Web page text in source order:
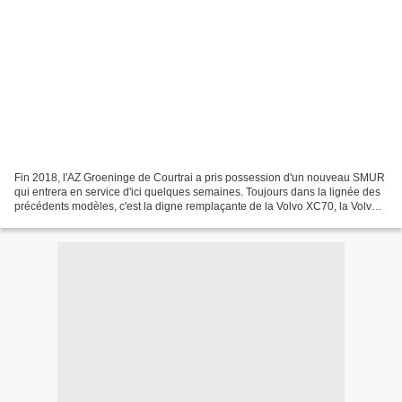
Fin 2018, l'AZ Groeninge de Courtrai a pris possession d'un nouveau SMUR
qui entrera en service d'ici quelques semaines. Toujours dans la lignée des
précédents modèles, c'est la digne remplaçante de la Volvo XC70, la Volvo